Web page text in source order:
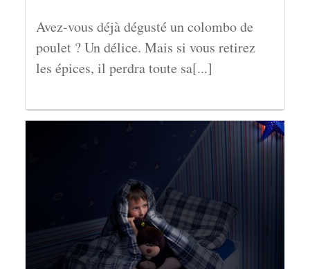
Avez-vous déjà dégusté un colombo de
poulet ? Un délice. Mais si vous retirez
les épices, il perdra toute sa[...]